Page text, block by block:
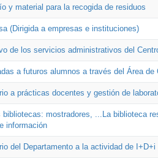
y material para la recogida de residuos
(Dirigida a empresas e instituciones)
de los servicios administrativos del
a futuros alumnos a través del Área de
a prácticas docentes y gestión de
bibliotecas: mostradores, ...La biblioteca
información
del Departamento a la actividad de I+D+i